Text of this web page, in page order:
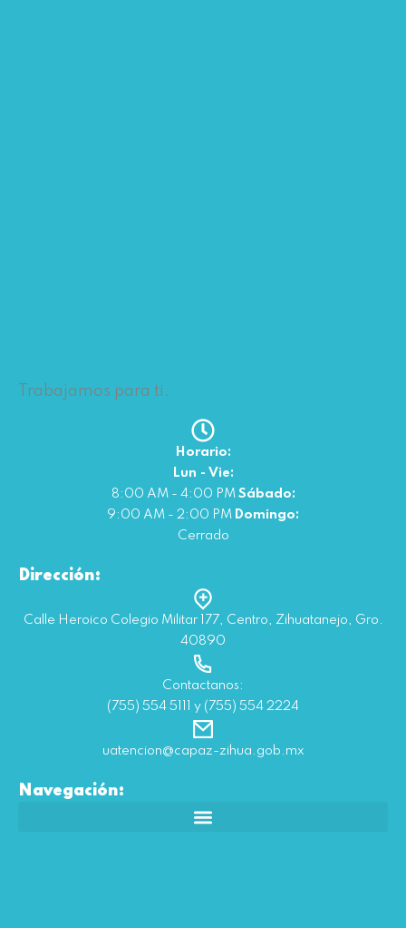
Trabajamos para ti.
Horario:
Lun - Vie:
8:00 AM - 4:00 PM Sábado:
9:00 AM - 2:00 PM Domingo:
Cerrado
Dirección:
Calle Heroico Colegio Militar 177, Centro, Zihuatanejo, Gro.
40890
Contactanos:
(755) 554 5111 y (755) 554 2224
uatencion@capaz-zihua.gob.mx
Navegación: